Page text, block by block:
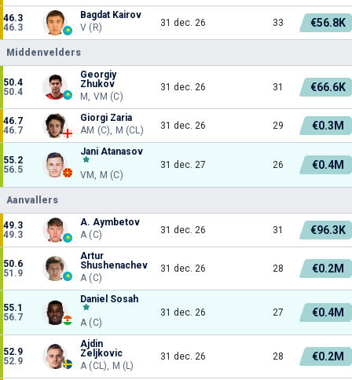
46.3
46.3
Bagdat Kairov
V (R)
31 dec. 26 33 €56.8K
Middenvelders
50.4
50.4
Georgiy
Zhukov
M, VM (C)
31 dec. 26 31 €66.6K
46.7
46.7
Giorgi Zaria
AM (C), M (CL)
31 dec. 26 29 €0.3M
55.2
56.5
Jani Atanasov
VM, M (C)
31 dec. 27 26 €0.4M
Aanvallers
49.3
49.3
A. Aymbetov
A (C)
31 dec. 26 31 €96.3K
50.6
51.9
Artur
Shushenachev
A (C)
31 dec. 26 28 €0.2M
55.1
56.7
Daniel Sosah
A (C)
31 dec. 26 27 €0.4M
52.9
52.9
Ajdin
Zeljkovic
A (CL), M (L)
31 dec. 26 28 €0.2M